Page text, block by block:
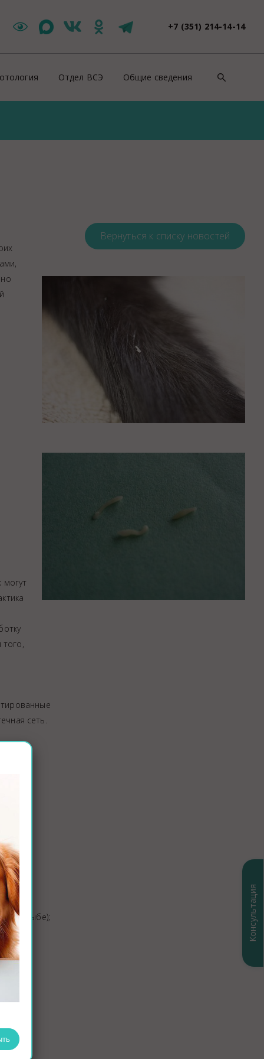
Консультация
+7 (351) 214-14-14
ситуация
документы на животных
мероприятия
Отдел ВСЭ
Новости ВСЭ
Общие сведения
Нормативно-правовые
Вакансии
Спасибо, Айболит!
Вернуться к списку новостей
того,
сеть.
или
рыбе);